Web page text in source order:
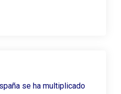
se ha multiplicado